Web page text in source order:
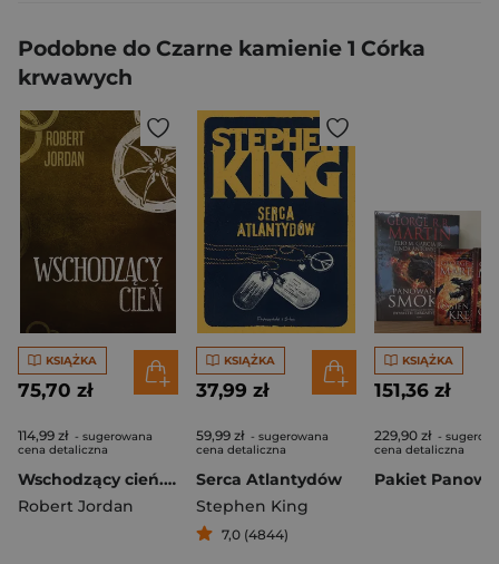
Podobne do Czarne kamienie 1 Córka
krwawych
KSIĄŻKA
75,70 zł
114,99 zł - sugerowana
cena detaliczna
Wschodzący cień. Koło czasu. Tom 4
Robert Jordan
KSIĄŻKA
37,99 zł
59,99 zł - sugerowana
cena detaliczna
Serca Atlantydów
Stephen King
7,0 (4844)
KSIĄŻKA
151,36 zł
229,90 zł -
cena detaliczna